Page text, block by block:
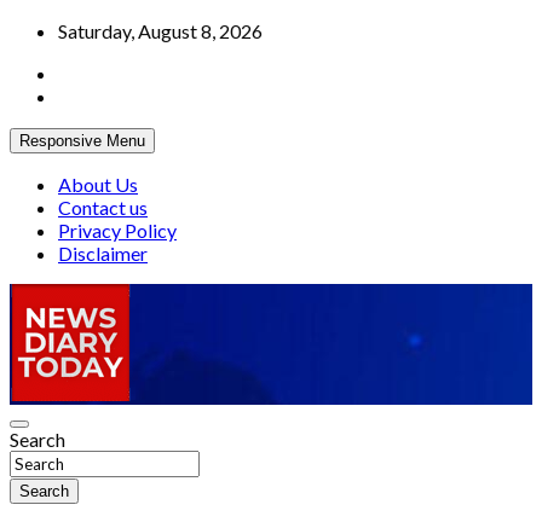
Skip
content
Saturday, August 8, 2026
Responsive Menu
About Us
Contact us
Privacy Policy
Disclaimer
News Diary Today
Truth be told
Search
Search